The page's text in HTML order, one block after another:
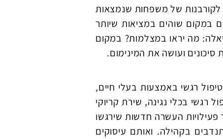
לקורבנות של משפחות שנמצאות
במקום שוהים במציאות שיותר
מה יראו במצלמות? במקום
ועושה את המינימום.
רגשי באמצעות בעלי חיים,
רגשי בכלי נגינה, שירת קריוקי
העשרה חדשות שירגשו
בקהילה. ואותם עיסוקים